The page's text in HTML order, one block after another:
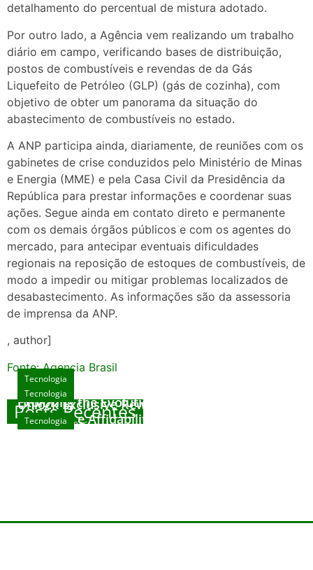
detalhamento do percentual de mistura adotado.
Por outro lado, a Agência vem realizando um trabalho
diário em campo, verificando bases de distribuição,
postos de combustíveis e revendas de da Gás
Liquefeito de Petróleo (GLP) (gás de cozinha), com
objetivo de obter um panorama da situação do
abastecimento de combustíveis no estado.
A ANP participa ainda, diariamente, de reuniões com os
gabinetes de crise conduzidos pelo Ministério de Minas
e Energia (MME) e pela Casa Civil da Presidência da
República para prestar informações e coordenar suas
ações. Segue ainda em contato direto e permanente
com os demais órgãos públicos e com os agentes do
mercado, para antecipar eventuais dificuldades
regionais na reposição de estoques de combustíveis, de
modo a impedir ou mitigar problemas localizados de
desabastecimento. As informações são da assessoria
de imprensa da ANP.
, author]
Fonte: Agencia Brasil
Posts Recentes
Tecnologia
Exploring the Evolution of Online Slot Games
agosto 7, 2026
Tecnologia
Unlock Exclusive Rewards at The Big Dog
House
Tecnologia
Sicurezza e Affidabilità di Mr Nulls Wicked
Wares
Tecnologia